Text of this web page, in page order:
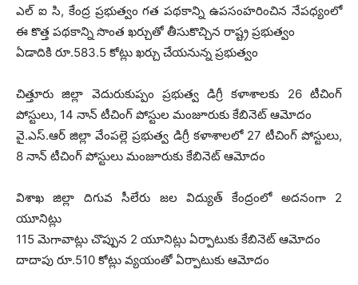
ఎల్‌ ఐ సి, కేంద్ర ప్రభుత్వం గత పథకాన్ని ఉపసంహరించిన నేపధ్యంలో
ఈ కొత్త పథకాన్ని సొంత ఖర్చుతో తీసుకొచ్చిన రాష్ట్ర ప్రభుత్వం
ఏడాదికి రూ.583.5 కోట్లు ఖర్చు చేయనున్న ప్రభుత్వం
చిత్తూరు జిల్లా వెదురుకుప్పం ప్రభుత్వ డిగ్రీ కళాశాలకు 26 టీచింగ్‌
పోస్టులు, 14 నాన్‌ టీచింగ్‌ పోస్టుల మంజూరుకు కేబినెట్‌ ఆమోదం
వై.ఎస్‌.ఆర్‌ జిల్లా వేంపల్లె ప్రభుత్వ డిగ్రీ కళాశాలలో 27 టీచింగ్‌ పోస్టులు,
8 నాన్‌ టీచింగ్‌ పోస్టులు మంజూరుకు కేబినెట్‌ ఆమోదం
విశాఖ జిల్లా దిగువ సీలేరు జల విద్యుత్‌ కేంద్రంలో అదనంగా 2
యూనిట్లు
115 మెగావాట్లు చొప్పున 2 యూనిట్లు ఏర్పాటుకు కేబినెట్‌ ఆమోదం
దాదాపు రూ.510 కోట్లు వ్యయంతో ఏర్పాటుకు ఆమోదం